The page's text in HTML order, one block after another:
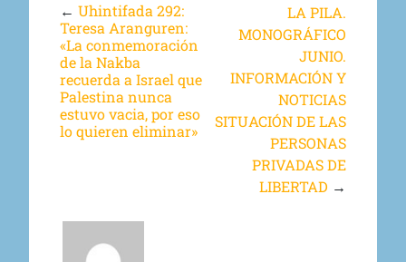
← Uhintifada 292:
Teresa Aranguren:
«La conmemoración
de la Nakba
recuerda a Israel que
Palestina nunca
estuvo vacia, por eso
lo quieren eliminar»
LA PILA.
MONOGRÁFICO
JUNIO.
INFORMACIÓN Y
NOTICIAS
SITUACIÓN DE LAS
PERSONAS
PRIVADAS DE
LIBERTAD →